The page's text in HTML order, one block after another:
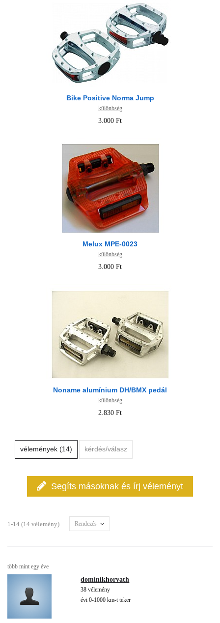
Bike Positive Norma Jump
különbség
3.000 Ft
Melux MPE-0023
különbség
3.000 Ft
Noname alumínium DH/BMX pedál
különbség
2.830 Ft
vélemények (14) kérdés/válasz
Segíts másoknak és írj véleményt
1-14 (14 vélemény) Rendezés
több mint egy éve
dominikhorvath
38 vélemény
évi 0-1000 km-t teker